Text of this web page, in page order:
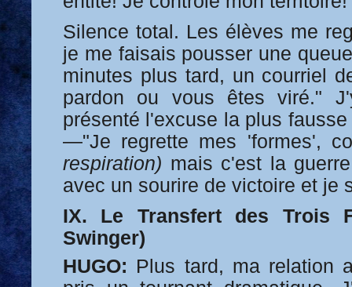
Silence total. Les élèves me
je me faisais pousser une
minutes plus tard, un courriel
pardon ou vous êtes viré."
présenté l'excuse la plus
—"Je regrette mes 'formes',
respiration) mais c'est la
avec un sourire de victoire et je
IX. Le Transfert des Trois
Swinger)
HUGO: Plus tard, ma relation